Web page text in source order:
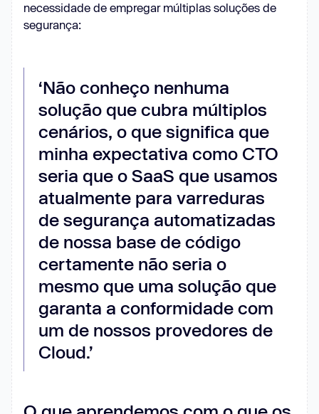
necessidade de empregar múltiplas soluções de
segurança:
‘Não conheço nenhuma
solução que cubra múltiplos
cenários, o que significa que
minha expectativa como CTO
seria que o SaaS que usamos
atualmente para varreduras
de segurança automatizadas
de nossa base de código
certamente não seria o
mesmo que uma solução que
garanta a conformidade com
um de nossos provedores de
Cloud.’